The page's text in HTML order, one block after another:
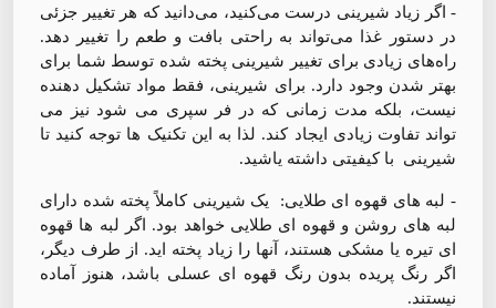
- اگر زیاد شیرینی درست می‌کنید، می‌دانید که هر تغییر جزئی
در دستور غذا می‌تواند به راحتی بافت و طعم را تغییر دهد.
راه‌های زیادی برای تغییر شیرینی پخته شده توسط شما برای
بهتر شدن وجود دارد. برای شیرینی، فقط مواد تشکیل دهنده
نیست، بلکه مدت زمانی که در فر سپری می شود نیز می
تواند تفاوت زیادی ایجاد کند. لذا به این تکنیک ها توجه کنید تا
شیرینی با کیفیتی داشته یاشید.
- لبه های قهوه ای طلایی: یک شیرینی کاملاً پخته شده دارای
لبه های روشن و قهوه ای طلایی خواهد بود. اگر لبه ها قهوه
ای تیره یا مشکی هستند، آنها را زیاد پخته اید. از طرف دیگر،
اگر رنگ پریده بدون رنگ قهوه ای عسلی باشد، هنوز آماده
نیستند.